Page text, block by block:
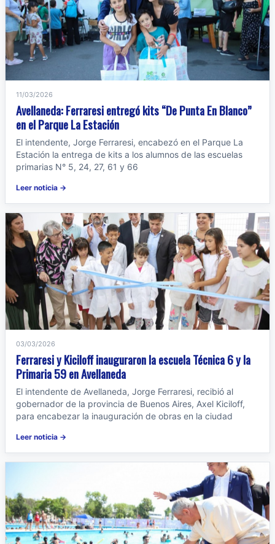
11/03/2026
Avellaneda: Ferraresi entregó kits “De Punta En Blanco”
en el Parque La Estación
El intendente, Jorge Ferraresi, encabezó en el Parque La
Estación la entrega de kits a los alumnos de las escuelas
primarias N° 5, 24, 27, 61 y 66
Leer noticia →
03/03/2026
Ferraresi y Kiciloff inauguraron la escuela Técnica 6 y la
Primaria 59 en Avellaneda
El intendente de Avellaneda, Jorge Ferraresi, recibió al
gobernador de la provincia de Buenos Aires, Axel Kiciloff,
para encabezar la inauguración de obras en la ciudad
Leer noticia →